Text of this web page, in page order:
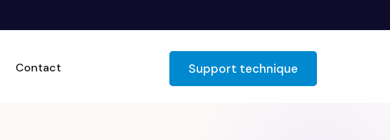
Contact Support technique